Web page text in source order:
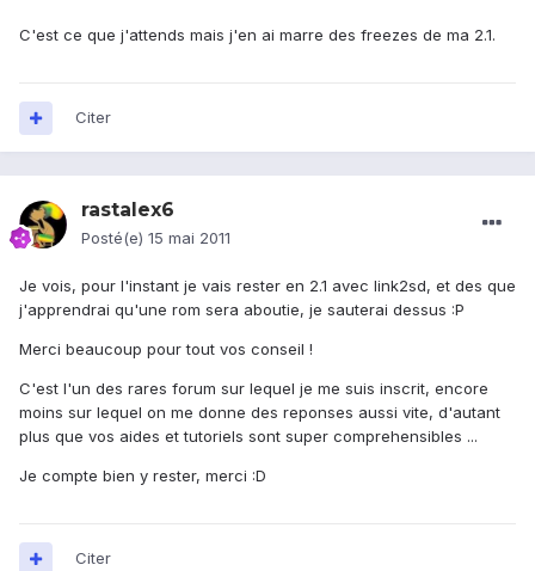
C'est ce que j'attends mais j'en ai marre des freezes de ma 2.1.
Citer
rastalex6
Posté(e) 15 mai 2011
Je vois, pour l'instant je vais rester en 2.1 avec link2sd, et des que
j'apprendrai qu'une rom sera aboutie, je sauterai dessus :P
Merci beaucoup pour tout vos conseil !
C'est l'un des rares forum sur lequel je me suis inscrit, encore
moins sur lequel on me donne des reponses aussi vite, d'autant
plus que vos aides et tutoriels sont super comprehensibles ...
Je compte bien y rester, merci :D
Citer